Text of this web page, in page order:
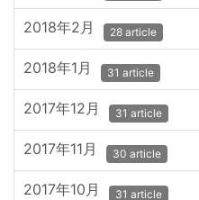
2018年2月 28 article
2018年1月 31 article
2017年12月 31 article
2017年11月 30 article
2017年10月 31 article